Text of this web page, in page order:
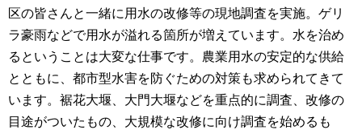
区の皆さんと一緒に用水の改修等の現地調査を実施。ゲリ
ラ豪雨などで用水が溢れる箇所が増えています。水を治め
るということは大変な仕事です。農業用水の安定的な供給
とともに、都市型水害を防ぐための対策も求められてきて
います。裾花大堰、大門大堰などを重点的に調査、改修の
目途がついたもの、大規模な改修に向け調査を始めるも